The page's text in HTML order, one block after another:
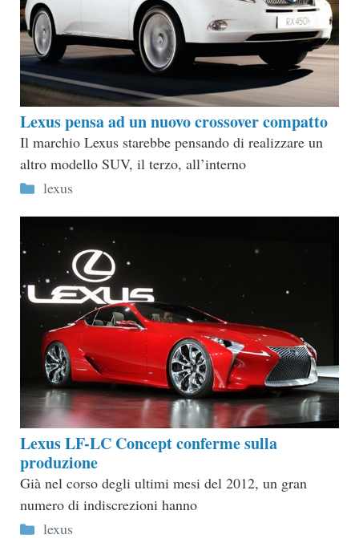
Lexus pensa ad un nuovo crossover compatto
Il marchio Lexus starebbe pensando di realizzare un
altro modello SUV, il terzo, all’interno
Categorie
lexus
Lexus LF-LC Concept conferme sulla
produzione
Già nel corso degli ultimi mesi del 2012, un gran
numero di indiscrezioni hanno
Categorie
lexus